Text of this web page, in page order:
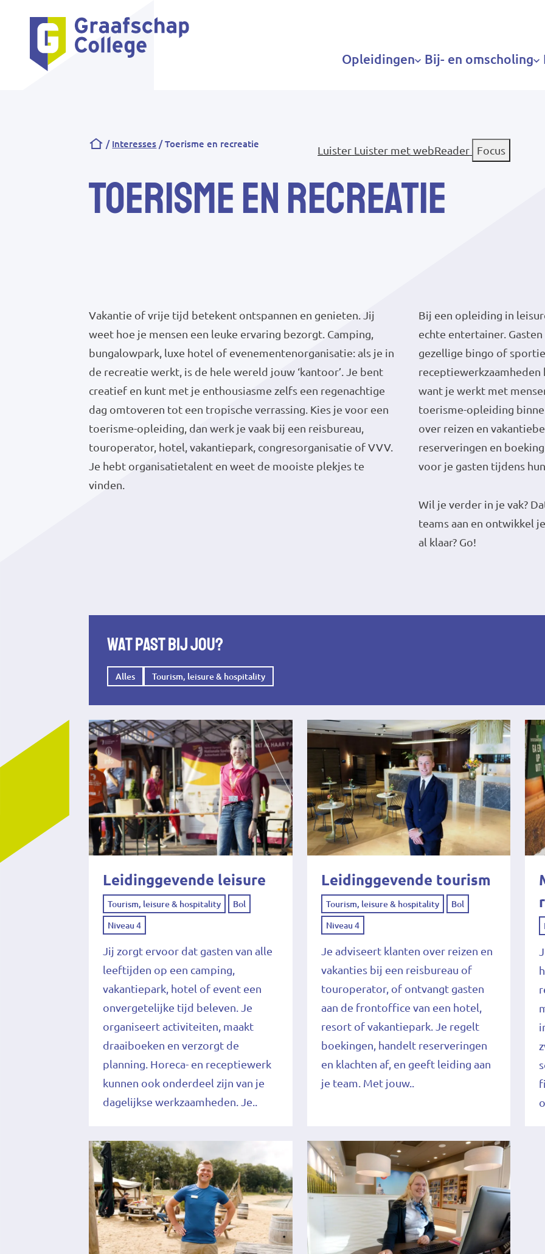
Hoofdnavigatie
Opleidingen Bij- en omscholing
Luister Luister met webReader Focus
Kruimelpad
Interesses Toerisme en recreatie
Toerisme en recreatie
Vakantie of vrije tijd betekent ontspannen en genieten. Jij
weet hoe je mensen een leuke ervaring bezorgt. Camping,
bungalowpark, luxe hotel of evenementenorganisatie: als je in
de recreatie werkt, is de hele wereld jouw ‘kantoor’. Je bent
creatief en kunt met je enthousiasme zelfs een regenachtige
dag omtoveren tot een tropische verrassing. Kies je voor een
toerisme-opleiding, dan werk je vaak bij een reisbureau,
touroperator, hotel, vakantiepark, congresorganisatie of VVV.
Je hebt organisatietalent en weet de mooiste plekjes te
vinden.
Bij een opleiding in
echte entertainer.
gezellige bingo of
receptiewerkzaamheden
want je werkt met
toerisme-opleiding
over reizen en
reserveringen en
voor je gasten tijdens
Wil je verder in je vak?
teams aan en ontwikkel
al klaar? Go!
Wat past bij jou?
Alles Tourism, leisure & hospitality
Leidinggevende leisure
Tourism, leisure & hospitality Bol
Niveau 4
Jij zorgt ervoor dat gasten van alle
leeftijden op een camping,
vakantiepark, hotel of event een
onvergetelijke tijd beleven. Je
organiseert activiteiten, maakt
draaiboeken en verzorgt de
planning. Horeca- en receptiewerk
kunnen ook onderdeel zijn van je
dagelijkse werkzaamheden. Je..
Leidinggevende tourism
Tourism, leisure & hospitality Bol
Niveau 4
Je adviseert klanten over reizen en
vakanties bij een reisbureau of
touroperator, of ontvangt gasten
aan de frontoffice van een hotel,
resort of vakantiepark. Je regelt
boekingen, handelt reserveringen
en klachten af, en geeft leiding aan
je team. Met jouw..